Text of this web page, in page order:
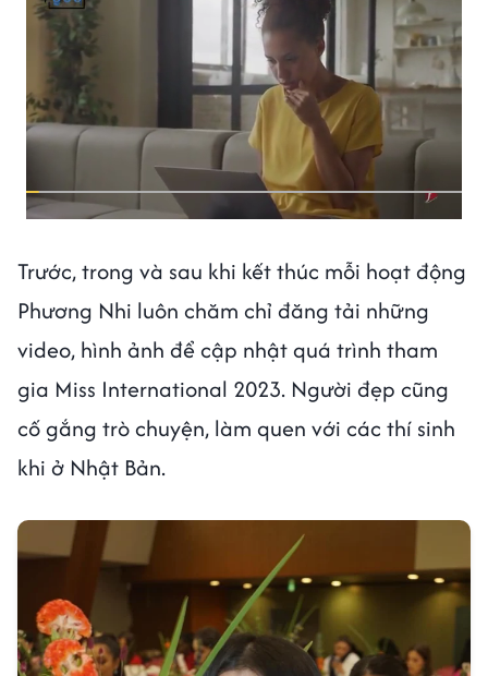
Trước, trong và sau khi kết thúc mỗi hoạt động
Phương Nhi luôn chăm chỉ đăng tải những
video, hình ảnh để cập nhật quá trình tham
gia Miss International 2023. Người đẹp cũng
cố gắng trò chuyện, làm quen với các thí sinh
khi ở Nhật Bản.